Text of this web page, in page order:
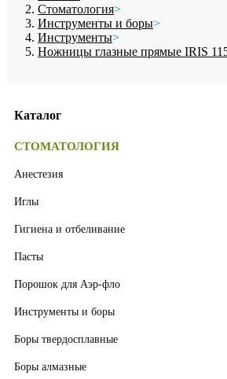
Стоматология>
Инструменты и боры>
Инструменты>
Ножницы глазные прямые IRIS
Каталог
СТОМАТОЛОГИЯ
Анестезия
Иглы
Гигиена и отбеливание
Пасты
Порошок для Аэр-фло
Инструменты и боры
Боры твердосплавные
Боры алмазные